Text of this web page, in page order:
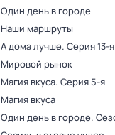
Один день в городе
Наши маршруты
А дома лучше. Серия 13-я
Мировой рынок
Магия вкуса. Серия 5-я
Магия вкуса
Один день в городе.